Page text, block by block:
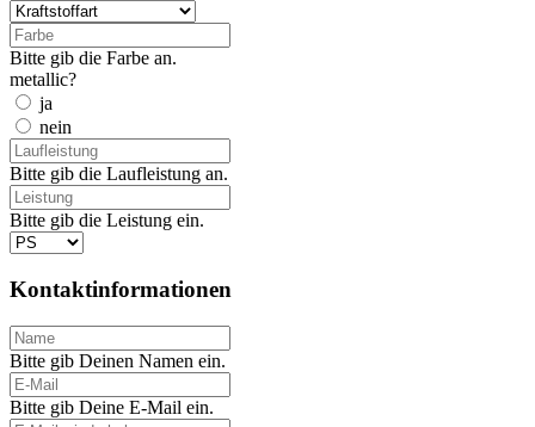
Bitte gib die Farbe an.
metallic?
ja
nein
Bitte gib die Laufleistung an.
Bitte gib die Leistung ein.
Kontaktinformationen
Bitte gib Deinen Namen ein.
Bitte gib Deine E-Mail ein.